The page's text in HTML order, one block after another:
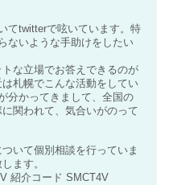
てtwitterで呟いています。特
ないような手助けをしたい
な立場でお答えできるのが
札幌でこんな活動をしてい
分かってきまして、全国の
関われて、気合いがのって
いて個別相談を行っていま
ます。
紹介コード SMCT4V